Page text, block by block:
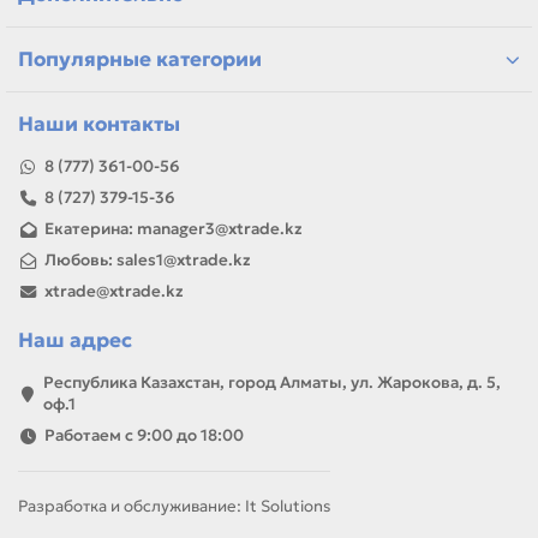
или задачей, товар можно использовать для замены,
ремонта, заправки, печати или пополнения складского
Популярные категории
Наши контакты
8 (777) 361-00-56
8 (727) 379-15-36
Екатерина: manager3@xtrade.kz
Любовь: sales1@xtrade.kz
xtrade@xtrade.kz
Наш адрес
Республика Казахстан, город Алматы, ул. Жарокова, д. 5,
оф.1
Работаем с 9:00 до 18:00
Разработка и обслуживание: It Solutions